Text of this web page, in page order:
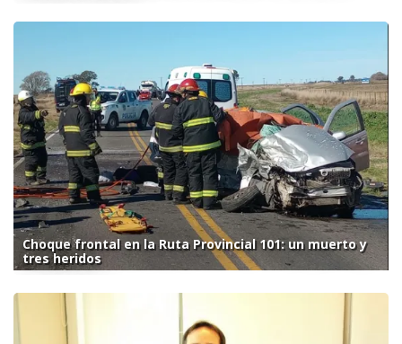
Choque frontal en la Ruta Provincial 101: un muerto y
tres heridos